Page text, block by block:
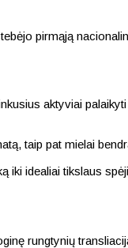
pirmąją
aktyviai
taip pat mielai
iki idealiai tikslaus
rungtynių